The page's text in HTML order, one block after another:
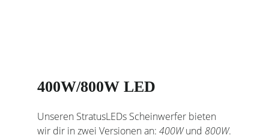
400W/800W LED
Unseren StratusLEDs Scheinwerfer bieten
wir dir in zwei Versionen an:400Wund800W.